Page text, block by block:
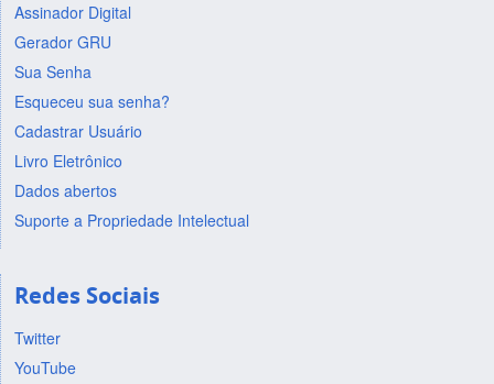
Assinador Digital
Gerador GRU
Sua Senha
Esqueceu sua senha?
Cadastrar Usuário
Livro Eletrônico
Dados abertos
Suporte a Propriedade Intelectual
Redes Sociais
Twitter
YouTube